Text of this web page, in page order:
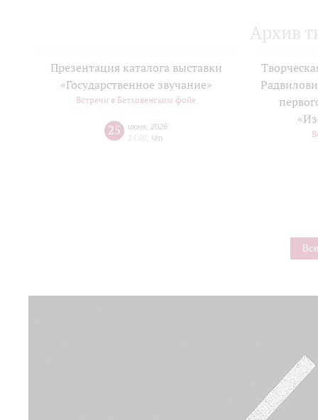
Архив
Презентация каталога выставки
«Государственное звучание»
Встречи в Бетховенском фойе
25 июня 2026
14:00 Чт